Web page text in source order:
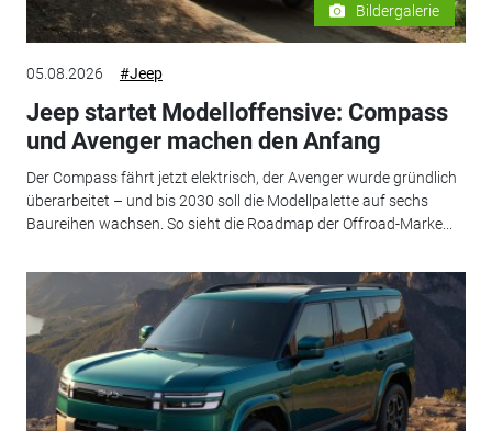
Bildergalerie
05.08.2026 #Jeep
Jeep startet Modelloffensive: Compass
und Avenger machen den Anfang
Der Compass fährt jetzt elektrisch, der Avenger wurde gründlich
überarbeitet – und bis 2030 soll die Modellpalette auf sechs
Baureihen wachsen. So sieht die Roadmap der Offroad-Marke...